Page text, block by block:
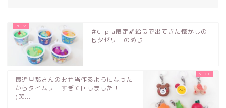
＃C-pla限定🌠給食で出てきた懐かしの
七夕ゼリーのめじ...
最近旦那さんのお弁当作るようになった
からタイムリーすぎて回しました！
(笑...